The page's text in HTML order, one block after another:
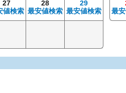
27
値検索
28
最安値検索
29
最安値検索
最